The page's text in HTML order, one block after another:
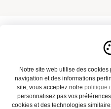
Notre catalogue
Actualités
Notre site web utilise des
navigation et des informations
site, vous acceptez notre politique
personnalisez pas vos
cookies et des technologies